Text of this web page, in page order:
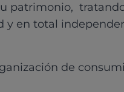
patrimonio,
y en total
de